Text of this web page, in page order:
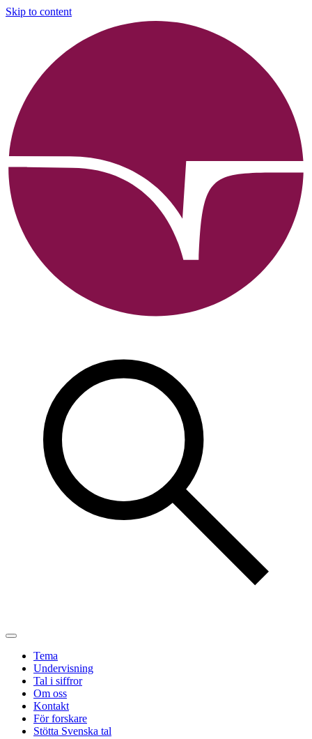
Skip to content
Tema
Undervisning
Tal i siffror
Om oss
Kontakt
För forskare
Stötta Svenska tal